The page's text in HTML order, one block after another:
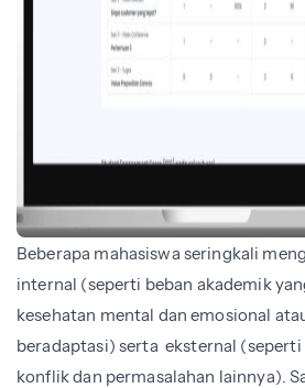
Beberapa mahasiswa seringkali
internal (seperti beban akademik
kesehatan mental dan emosional
beradaptasi) serta eksternal (seperti
konflik dan permasalahan lainnya).